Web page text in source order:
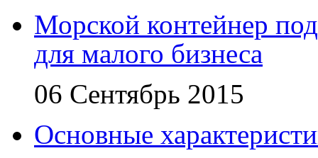
Морской контейнер
для малого бизнеса
06 Сентябрь 2015
Основные